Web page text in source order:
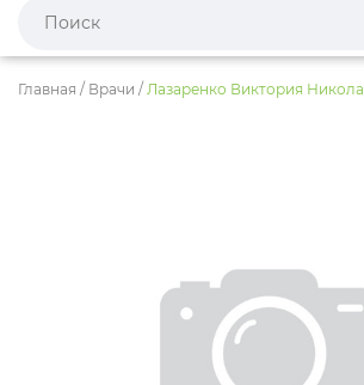
Главная / Врачи / Лазаренко Виктория